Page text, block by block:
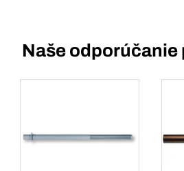
Naše odporúčanie